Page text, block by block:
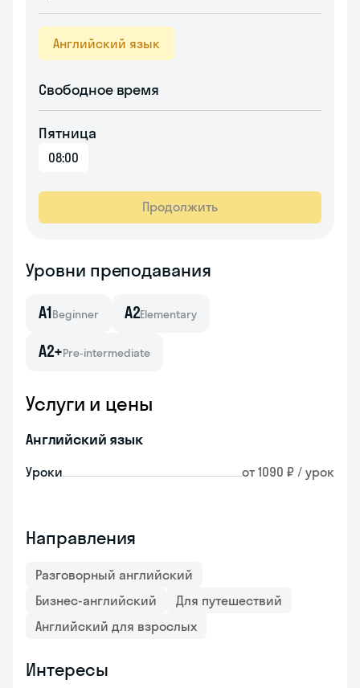
Английский язык
Свободное время
Пятница
08:00
Продолжить
Уровни преподавания
A1Beginner A2Elementary
A2+Pre-intermediate
Услуги и цены
Английский язык
Уроки от 1090 ₽ / урок
Направления
Разговорный английский
Бизнес-английский
Для путешествий
Английский для взрослых
Интересы